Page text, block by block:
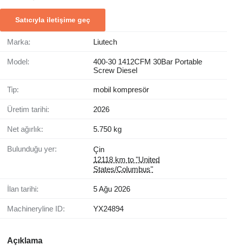
Satıcıyla iletişime geç
Marka: Liutech
Model:
400-30 1412CFM 30Bar Portable
Screw Diesel
Tip: mobil kompresör
Üretim tarihi: 2026
Net ağırlık: 5.750 kg
Bulunduğu yer:
Çin
12118 km to "United
States/Columbus"
İlan tarihi: 5 Ağu 2026
Machineryline ID: YX24894
Açıklama